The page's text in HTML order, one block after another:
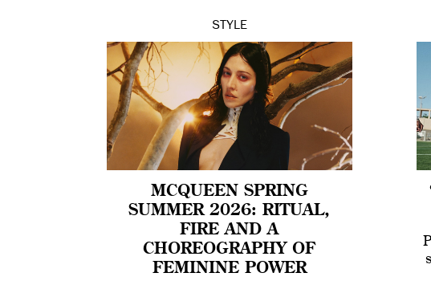
STYLE
MCQUEEN SPRING
SUMMER 2026: RITUAL,
FIRE AND A
CHOREOGRAPHY OF
FEMININE POWER